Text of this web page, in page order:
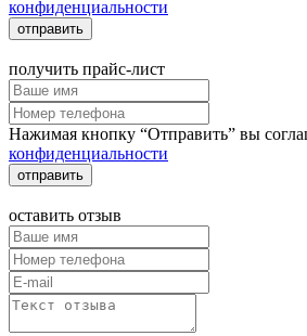
конфиденциальности
отправить
получить прайс-лист
Нажимая кнопку “Отправить” вы
конфиденциальности
отправить
оставить отзыв